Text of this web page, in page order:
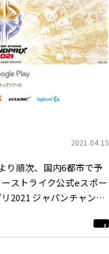
2021.04.15
り順次、国内6都市で予
ストライク公式eスポー
2021 ジャパンチャンピ